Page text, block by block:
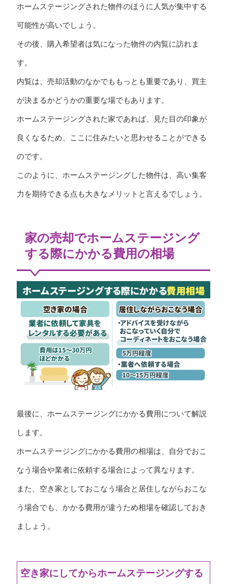
ホームステージングされた物件のほうに人気が集中する
可能性が高いでしょう。
その後、購入希望者は気になった物件の内覧に訪れま
す。
内覧は、売却活動のなかでももっとも重要であり、買主
が決まるかどうかの重要な場でもあります。
ホームステージングされた家であれば、見た目の印象が
良くなるため、ここに住みたいと思わせることができる
のです。
このように、ホームステージングした物件は、高い集客
力を期待できる点も大きなメリットと言えるでしょう。
家の売却でホームステージング
する際にかかる費用の相場
最後に、ホームステージングにかかる費用について解説
します。
ホームステージングにかかる費用の相場は、自分でおこ
なう場合や業者に依頼する場合によって異なります。
また、空き家としておこなう場合と居住しながらおこな
う場合でも、かかる費用が違うため相場を確認しておき
ましょう。
空き家にしてからホームステージングする